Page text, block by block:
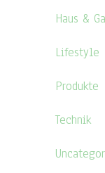
Haus &
Lifestyle
Produkte
Technik